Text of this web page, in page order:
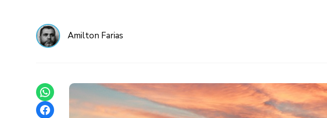
Amilton Farias
Share on WhatsApp
Share on Facebook